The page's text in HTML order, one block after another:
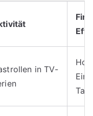
in TV-